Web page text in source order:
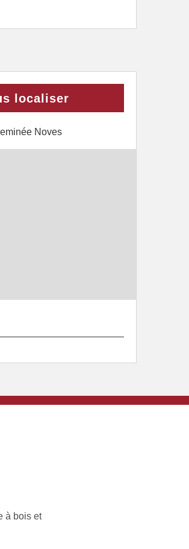
localiser
Noves
à bois et